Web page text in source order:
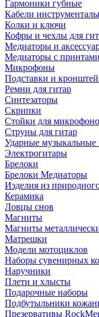
Гармоники губные
Кабели
Колки и ключи
Кофры и чехлы для
Медиаторы и
Медиаторы с принтами
Микрофоны
Подставки и
Ремни для гитар
Синтезаторы
Скрипки
Стойки для
Струны для гитар
Ударные музыкальные
Электрогитары
Брелоки
Брелоки Медиаторы
Изделия из
Керамика
Ловцы снов
Магниты
Магниты
Матрешки
Модели мотоциклов
Наборы сувенирных
Наручники
Плети и хлысты
Подарочные наборы
Подбутыльники
Презервативы